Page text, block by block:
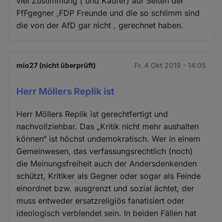
FfFgegner ,FDP Freunde und die so schlimm sind
die von der AfD gar nicht , gerechnet haben.
mio27 (nicht überprüft) Fr. 4 Okt 2019 - 14:05
Herr Möllers Replik ist
Herr Möllers Replik ist gerechtfertigt und
nachvollziehbar. Das „Kritik nicht mehr aushalten
können“ ist höchst undemokratisch. Wer in einem
Gemeinwesen, das verfassungsrechtlich (noch)
die Meinungsfreiheit auch der Andersdenkenden
schützt, Kritiker als Gegner oder sogar als Feinde
einordnet bzw. ausgrenzt und sozial ächtet, der
muss entweder ersatzreligiös fanatisiert oder
ideologisch verblendet sein. In beiden Fällen hat